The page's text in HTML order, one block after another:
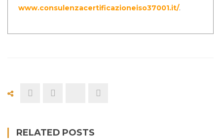
www.consulenzacertificazioneiso37001.it/.
RELATED POSTS